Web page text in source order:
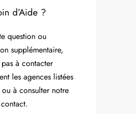
d’Aide ?
question ou
supplémentaire,
pas à contacter
les agences listées
ou à consulter notre